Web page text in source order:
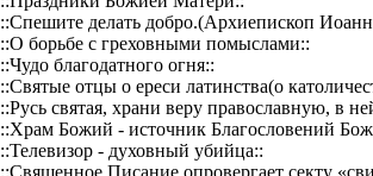
::Спешите делать добро.(Архиепископ
::О борьбе с греховными помыслами::
::Чудо благодатного огня::
::Святые отцы о ереси латинства(о
::Русь святая, храни веру православную, в
::Храм Божий - источник Благословений
::Телевизор - духовный убийца::
::Священное Писание опровергает секту